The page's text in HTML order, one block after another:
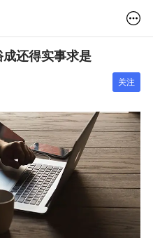
还得实事求是
关注